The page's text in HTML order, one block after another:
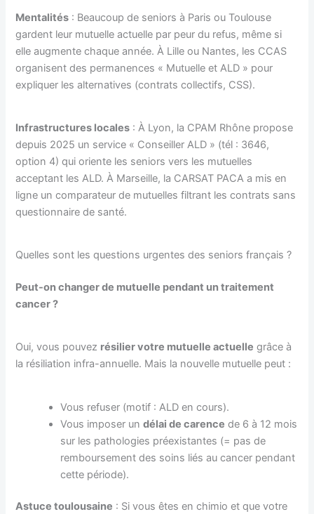
Mentalités : Beaucoup de seniors à Paris ou Toulouse
gardent leur mutuelle actuelle par peur du refus, même si
elle augmente chaque année. À Lille ou Nantes, les CCAS
organisent des permanences « Mutuelle et ALD » pour
expliquer les alternatives (contrats collectifs, CSS).
Infrastructures locales : À Lyon, la CPAM Rhône propose
depuis 2025 un service « Conseiller ALD » (tél : 3646,
option 4) qui oriente les seniors vers les mutuelles
acceptant les ALD. À Marseille, la CARSAT PACA a mis en
ligne un comparateur de mutuelles filtrant les contrats sans
questionnaire de santé.
Quelles sont les questions urgentes des seniors français ?
Peut-on changer de mutuelle pendant un traitement
cancer ?
Oui, vous pouvez résilier votre mutuelle actuelle grâce à
la résiliation infra-annuelle. Mais la nouvelle mutuelle peut :
Vous refuser (motif : ALD en cours).
Vous imposer undélai de carence de 6 à 12 mois
sur les pathologies préexistantes (= pas de
remboursement des soins liés au cancer pendant
cette période).
Astuce toulousaine : Si vous êtes en chimio et que votre